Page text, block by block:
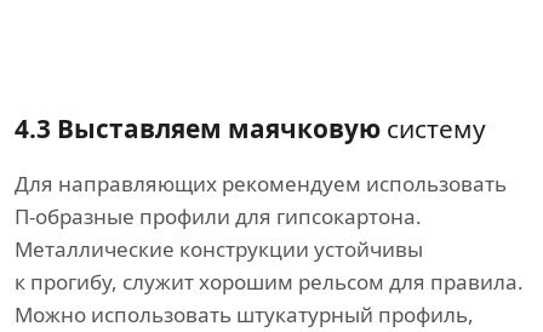
4.3 Выставляем маячковую систему
Для направляющих рекомендуем использовать
П-образные профили для гипсокартона.
Металлические конструкции устойчивы
к прогибу, служит хорошим рельсом для правила.
Можно использовать штукатурный профиль,